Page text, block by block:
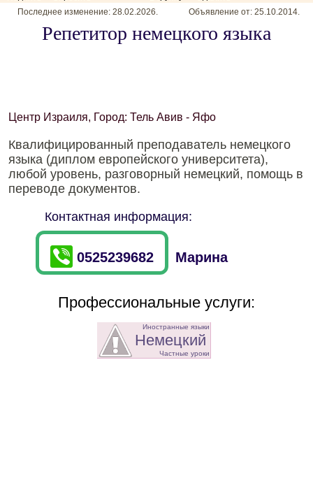
Последнее изменение: 28.02.2026. Объявление от: 25.10.2014.
Репетитор немецкого языка
Центр Израиля, Город: Тель Авив - Яфо
Квалифицированный преподаватель немецкого
языка (диплом европейского университета),
любой уровень, разговорный немецкий, помощь в
переводе документов.
Контактная информация:
0525239682 Марина
Профессиональные услуги:
Частные уроки
Иностранные языки
Немецкий